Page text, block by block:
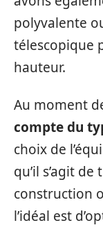
polyvalente
télescopique
hauteur.
Au moment
compte du
choix de
qu’il s’agit
construction
l’idéal est